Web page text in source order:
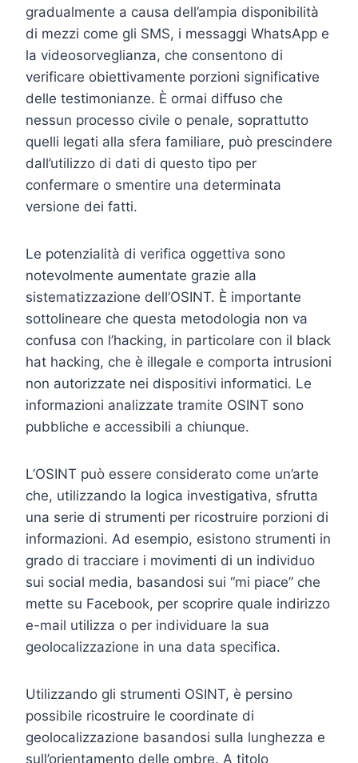
gradualmente a causa dell’ampia disponibilità
di mezzi come gli SMS, i messaggi WhatsApp e
la videosorveglianza, che consentono di
verificare obiettivamente porzioni significative
delle testimonianze. È ormai diffuso che
nessun processo civile o penale, soprattutto
quelli legati alla sfera familiare, può prescindere
dall’utilizzo di dati di questo tipo per
confermare o smentire una determinata
versione dei fatti.
Le potenzialità di verifica oggettiva sono
notevolmente aumentate grazie alla
sistematizzazione dell’OSINT. È importante
sottolineare che questa metodologia non va
confusa con l’hacking, in particolare con il black
hat hacking, che è illegale e comporta intrusioni
non autorizzate nei dispositivi informatici. Le
informazioni analizzate tramite OSINT sono
pubbliche e accessibili a chiunque.
L’OSINT può essere considerato come un’arte
che, utilizzando la logica investigativa, sfrutta
una serie di strumenti per ricostruire porzioni di
informazioni. Ad esempio, esistono strumenti in
grado di tracciare i movimenti di un individuo
sui social media, basandosi sui “mi piace” che
mette su Facebook, per scoprire quale indirizzo
e-mail utilizza o per individuare la sua
geolocalizzazione in una data specifica.
Utilizzando gli strumenti OSINT, è persino
possibile ricostruire le coordinate di
geolocalizzazione basandosi sulla lunghezza e
sull’orientamento delle ombre. A titolo